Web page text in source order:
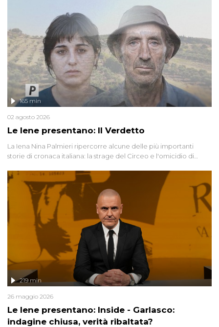
Le Iene presentano: Il Verdetto
165 min
02 agosto 2026
La Iena Nina Palmieri ripercorre alcune delle più importanti
storie di cronaca italiana: la strage del Circeo e l'omicidio di
Le Iene presentano: Inside - Garlasco:
indagine chiusa, verità ribaltata?
219 min
26 maggio 2026